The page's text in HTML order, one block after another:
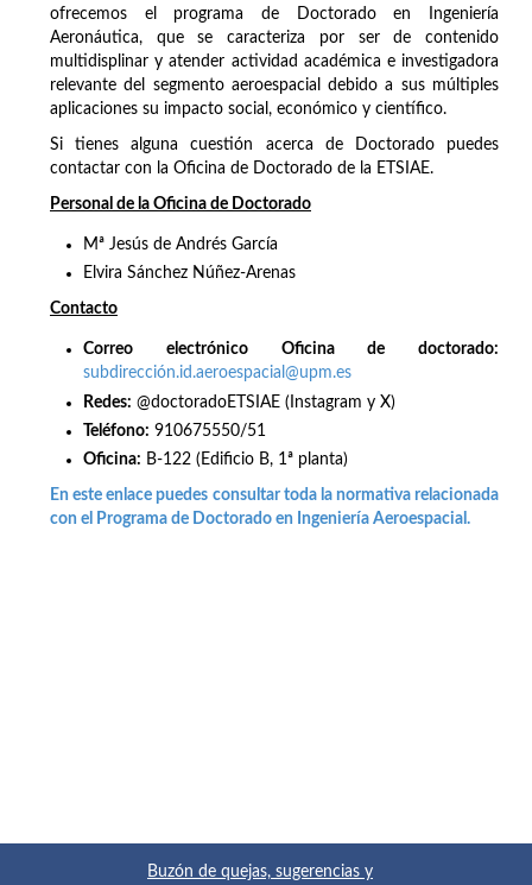
ofrecemos el programa de Doctorado en Ingeniería
Aeronáutica, que se caracteriza por ser de contenido
multidisplinar y atender actividad académica e investigadora
relevante del segmento aeroespacial debido a sus múltiples
aplicaciones su impacto social, económico y científico.
Si tienes alguna cuestión acerca de Doctorado puedes
contactar con la Oficina de Doctorado de la ETSIAE.
Personal de la Oficina de Doctorado
Mª Jesús de Andrés García
Elvira Sánchez Núñez-Arenas
Contacto
Correo electrónico Oficina de doctorado:
subdirección.id.aeroespacial@upm.es
Redes: @doctoradoETSIAE (Instagram y X)
Teléfono: 910675550/51
Oficina: B-122 (Edificio B, 1ª planta)
En este enlace puedes consultar toda la normativa relacionada
con el Programa de Doctorado en Ingeniería Aeroespacial.
Buzón de quejas, sugerencias y